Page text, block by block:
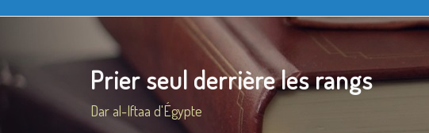
Prier seul derrière les rangs
Dar al-Iftaa d'Égypte